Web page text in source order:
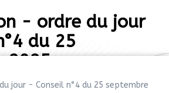
- ordre du jour
du 25
2025
jour - Conseil n°4 du 25 septembre